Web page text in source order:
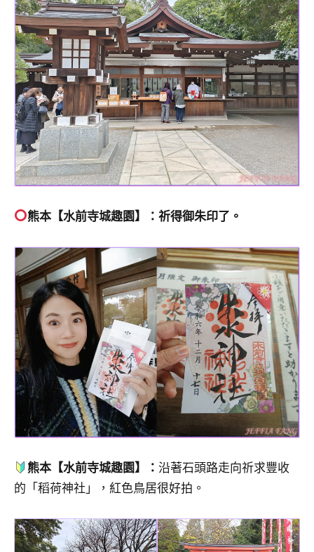
熊本【水前寺城趣園】：祈得御朱印了。
熊本【水前寺城趣園】：沿著石頭路走向祈求豐收
的「稻荷神社」，紅色鳥居很好拍。